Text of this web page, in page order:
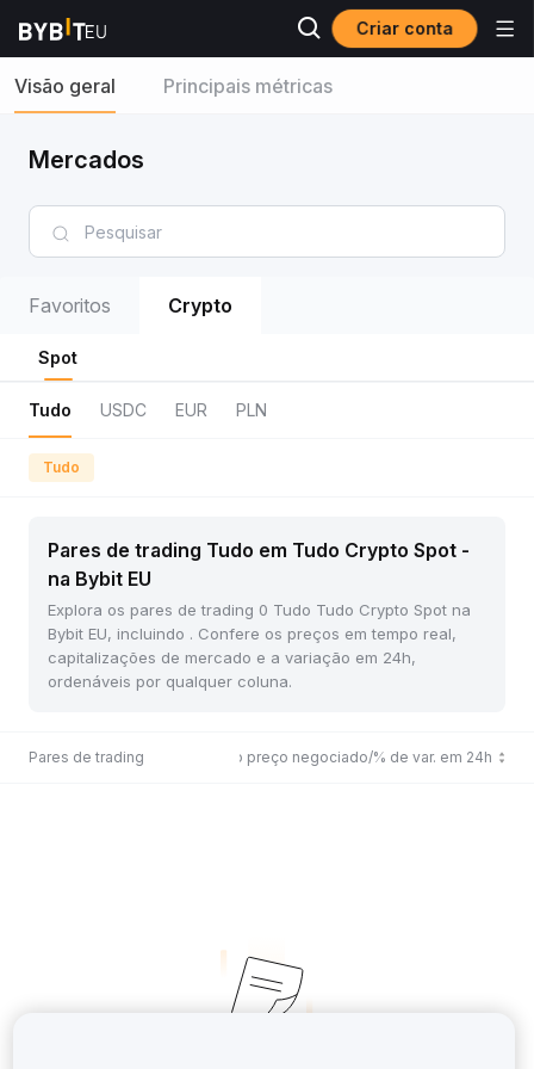
Criar conta
Visão geral Principais métricas
Mercados
Favoritos Crypto
Spot
Tudo USDC EUR PLN
Tudo
Pares de trading Tudo em Tudo Crypto Spot -
na Bybit EU
Explora os pares de trading 0 Tudo Tudo Crypto Spot na
Bybit EU, incluindo . Confere os preços em tempo real,
capitalizações de mercado e a variação em 24h,
ordenáveis por qualquer coluna.
Pares de trading Último preço negociado/% de var. em 24h